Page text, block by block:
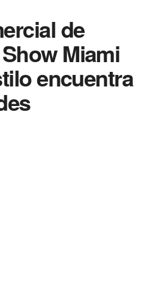
de
Miami
encuentra